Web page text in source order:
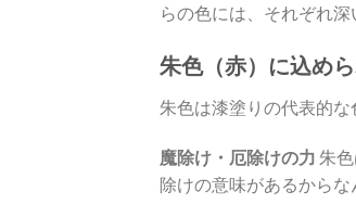
らの色には、それぞれ
朱色（赤）に込め
朱色は漆塗りの代表的
魔除け・厄除けの力 朱
除けの意味があるから